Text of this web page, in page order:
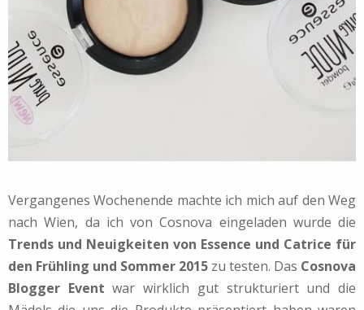
Vergangenes Wochenende machte ich mich auf den Weg
nach Wien, da ich von Cosnova eingeladen wurde die
Trends und Neuigkeiten von Essence und Catrice für
den Frühling und Sommer 2015 zu testen. Das Cosnova
Blogger Event war wirklich gut strukturiert und die